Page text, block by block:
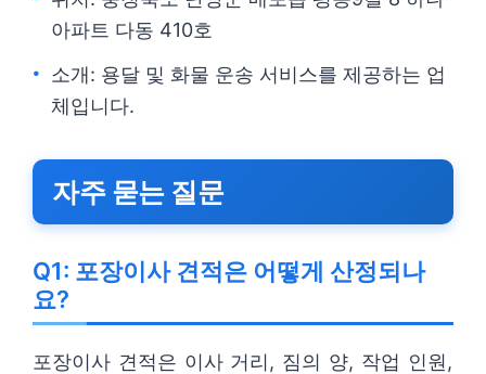
아파트 다동 410호
소개: 용달 및 화물 운송 서비스를 제공하는 업
체입니다.
자주 묻는 질문
Q1: 포장이사 견적은 어떻게 산정되나
요?
포장이사 견적은 이사 거리, 짐의 양, 작업 인원,